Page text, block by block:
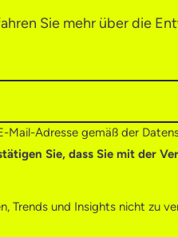
Sie mehr über die
Mail-Adresse gemäß der
Sie, dass Sie mit der
Trends und Insights nicht zu